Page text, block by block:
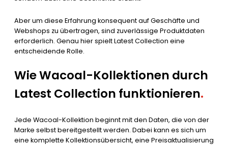
Aber um diese Erfahrung konsequent auf Geschäfte und
Webshops zu übertragen, sind zuverlässige Produktdaten
erforderlich. Genau hier spielt Latest Collection eine
entscheidende Rolle.
Wie Wacoal-Kollektionen durch
Latest Collection funktionieren.
Jede Wacoal-Kollektion beginnt mit den Daten, die von der
Marke selbst bereitgestellt werden. Dabei kann es sich um
eine komplette Kollektionsübersicht, eine Preisaktualisierung